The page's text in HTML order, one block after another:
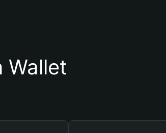
Wallet